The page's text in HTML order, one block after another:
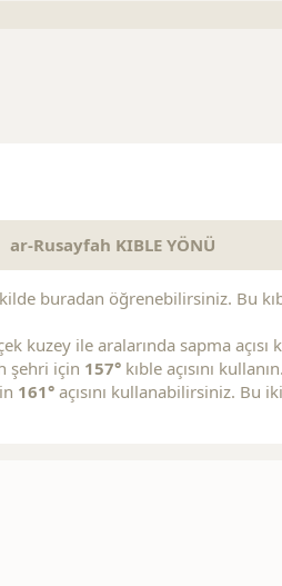
ar-Rusayfah KIBLE YÖNÜ
buradan öğrenebilirsiniz. Bu
kuzey ile aralarında sapma
şehri için 157° kıble açısını
161° açısını kullanabilirsiniz. Bu